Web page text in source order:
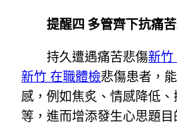
提醒四 多管齊下抗痛
持久遭遇痛苦悲傷新竹
新竹 在職體檢悲傷患者，
感，例如焦炙、情感降低
等，進而增添發生心思題